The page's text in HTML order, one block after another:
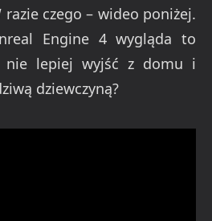
razie czego – wideo poniżej.
Engine 4 wygląda to
nie lepiej wyjść z domu i
dziewczyną?